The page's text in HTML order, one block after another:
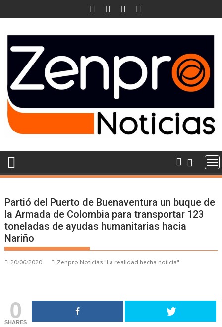
to
Partió del Puerto de Buenaventura un buque de
la Armada de Colombia para transportar 123
toneladas de ayudas humanitarias hacia
Nariño
20/06/2020 Zenpro Noticias "La realidad hecha noticia"
0
SHARES